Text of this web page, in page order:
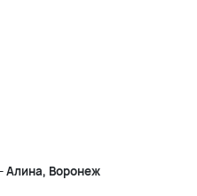
Алина, Воронеж